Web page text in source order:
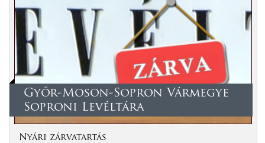
Győr-Moson-Sopron Vármegye
Soproni Levéltára
Nyári zárvatartás